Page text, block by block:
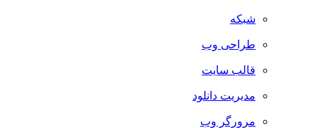
شبکه
طراحی وب
قالب سایت
مدیریت دانلود
مرورگر وب